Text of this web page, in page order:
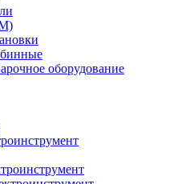
оборудование